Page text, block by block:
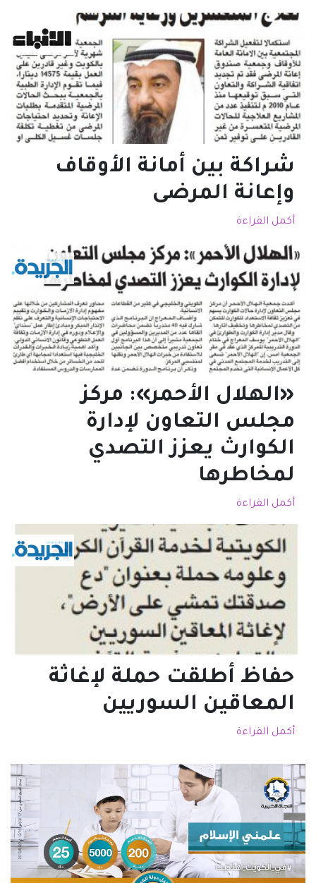
شراكة بين أمانة الأوقاف
وإعانة المرضى
أكمل القراءة
«الهلال الأحمر»: مركز
مجلس التعاون لإدارة
الكوارث يعزز التصدي
لمخاطرها
أكمل القراءة
حفاظ أطلقت حملة لإغاثة
المعاقين السوريين
أكمل القراءة